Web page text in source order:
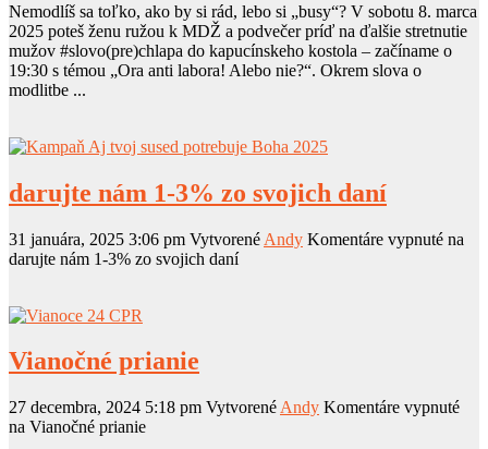
Nemodlíš sa toľko, ako by si rád, lebo si „busy“? V sobotu 8. marca
2025 poteš ženu ružou k MDŽ a podvečer príď na ďalšie stretnutie
mužov #slovo(pre)chlapa do kapucínskeho kostola – začíname o
19:30 s témou „Ora anti labora! Alebo nie?“. Okrem slova o
modlitbe ...
darujte nám 1-3% zo svojich daní
31 januára, 2025 3:06 pm Vytvorené Andy Komentáre vypnuté na
darujte nám 1-3% zo svojich daní
Vianočné prianie
27 decembra, 2024 5:18 pm Vytvorené Andy Komentáre vypnuté
na Vianočné prianie